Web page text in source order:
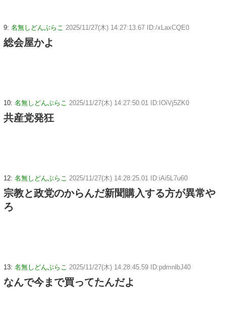
9: 名無しどんぶらこ 2025/11/27(木) 14:27:13.67 ID:/xLaxCQE0
総会屋かよ
10: 名無しどんぶらこ 2025/11/27(木) 14:27:50.01 ID:IOiVj5ZK0
共産党発狂
12: 名無しどんぶらこ 2025/11/27(木) 14:28:25.01 ID:iAi5L7u60
宗教と政党のからんだ新聞購入する方が異常や
ろ
13: 名無しどんぶらこ 2025/11/27(木) 14:28:45.59 ID:pdmnlbJ40
なんで今まで買ってたんだよ